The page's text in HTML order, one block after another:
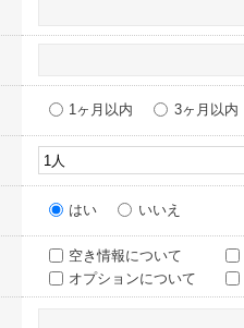
1ヶ月以内 3ヶ月以内
はい いいえ
空き情報について
オプションについて